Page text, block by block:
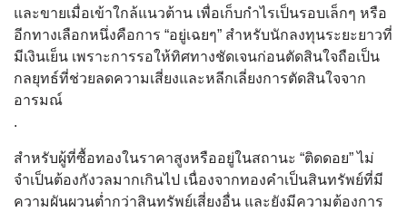
และขายเมื่อเข้าใกล้แนวต้าน เพื่อเก็บกำไรเป็นรอบเล็กๆ หรือ
อีกทางเลือกหนึ่งคือการ “อยู่เฉยๆ” สำหรับนักลงทุนระยะยาวที่
มีเงินเย็น เพราะการรอให้ทิศทางชัดเจนก่อนตัดสินใจถือเป็น
กลยุทธ์ที่ช่วยลดความเสี่ยงและหลีกเลี่ยงการตัดสินใจจาก
อารมณ์
.
สำหรับผู้ที่ซื้อทองในราคาสูงหรืออยู่ในสถานะ “ติดดอย” ไม่
จำเป็นต้องกังวลมากเกินไป เนื่องจากทองคำเป็นสินทรัพย์ที่มี
ความผันผวนต่ำกว่าสินทรัพย์เสี่ยงอื่น และยังมีความต้องการ